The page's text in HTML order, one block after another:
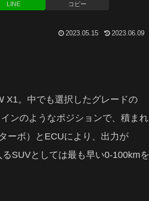
LINE コピー
2023.05.15 2023.06.09
X1。中でも選択したグレードの
ンのようなポジションで、積まれ
ーボ）とECUにより、出力が
SUVとしては最も早い0-100kmを